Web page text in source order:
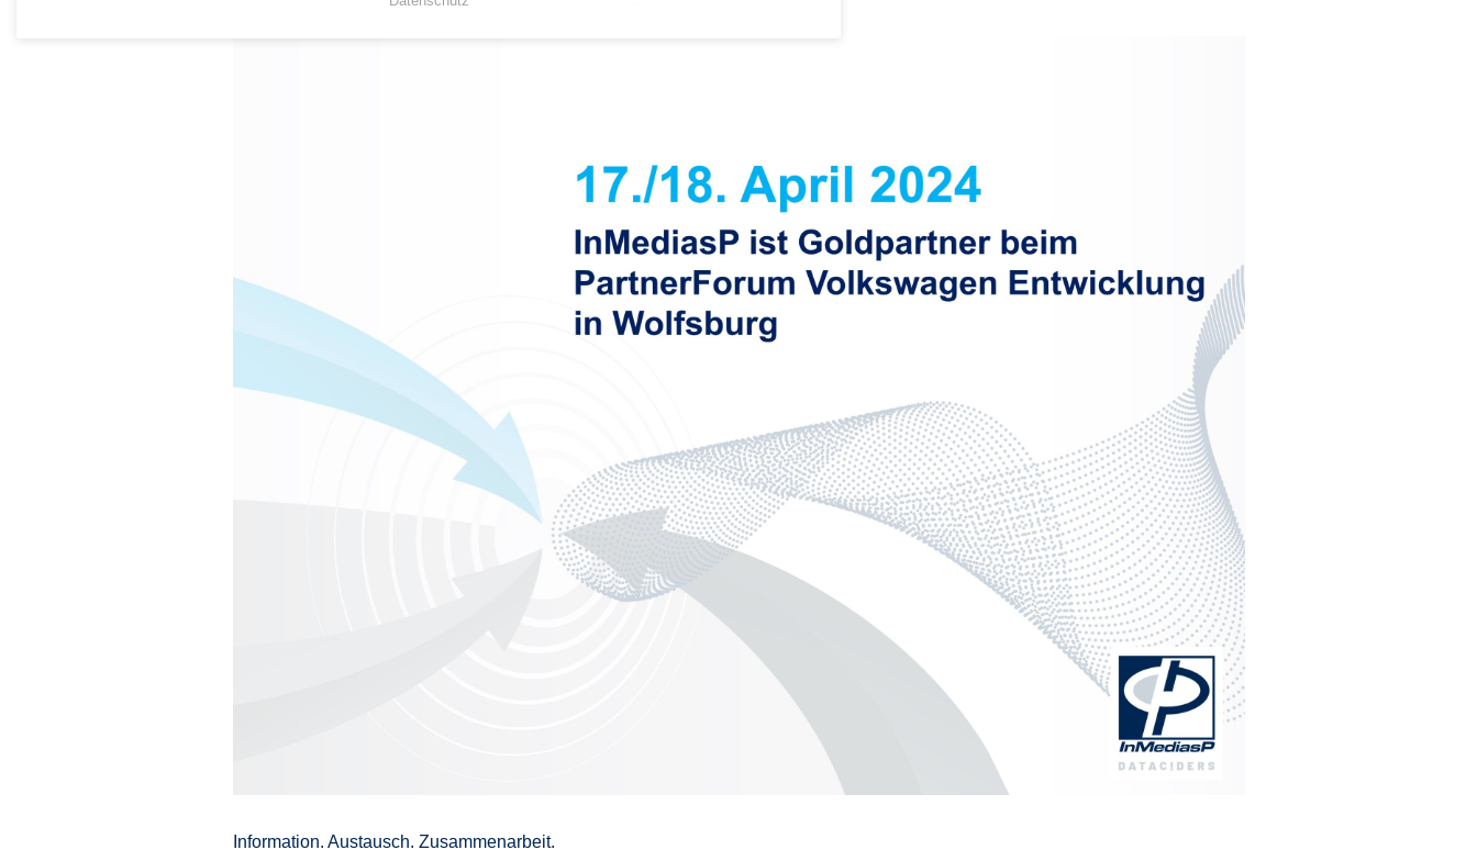
Information. Austausch. Zusammenarbeit.